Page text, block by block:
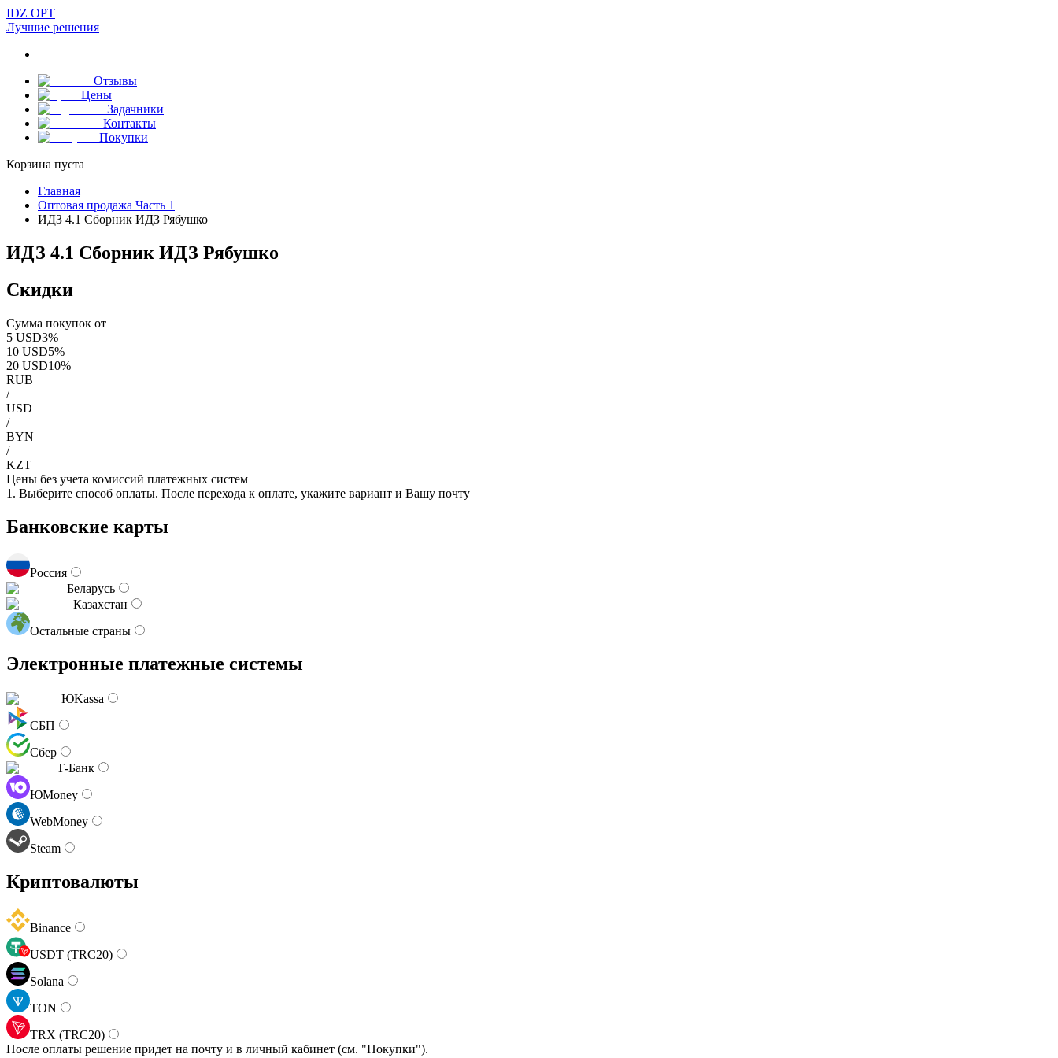
IDZ OPT
Лучшие решения
Отзывы
Цены
Задачники
Контакты
Покупки
Корзина пуста
Главная
Оптовая продажа Часть 1
ИДЗ 4.1 Сборник ИДЗ Рябушко
ИДЗ 4.1 Сборник ИДЗ Рябушко
Скидки
Сумма покупок от
5 USD3%
10 USD5%
20 USD10%
RUB
/
USD
/
BYN
/
KZT
Цены без учета комиссий платежных систем
1. Выберите способ оплаты. После перехода к оплате, укажите вариант и Вашу почту
Банковские карты
Россия
Беларусь
Казахстан
Остальные страны
Электронные платежные системы
ЮKassa
СБП
Сбер
Т-Банк
ЮMoney
WebMoney
Steam
Криптовалюты
Binance
USDT (TRC20)
Solana
TON
TRX (TRC20)
После оплаты решение придет на почту и в личный кабинет (см. "Покупки").